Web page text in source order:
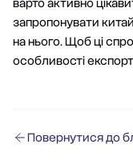
запропонувати
на нього. Щоб ці
особливості
Повернутися до